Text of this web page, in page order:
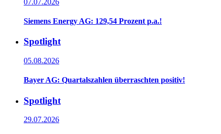
Siemens Energy AG: 129,54 Prozent p.a.!
Spotlight
05.08.2026
Bayer AG: Quartalszahlen überraschten positiv!
Spotlight
29.07.2026